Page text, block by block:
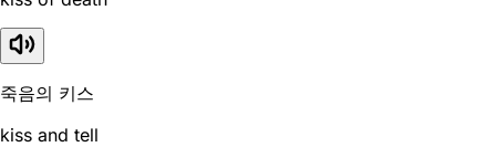
죽음의 키스
kiss and tell